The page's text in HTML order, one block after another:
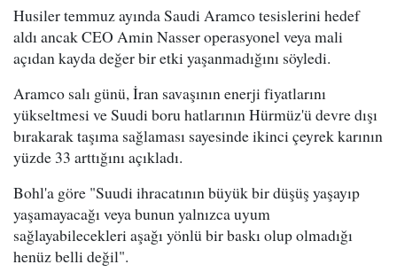
Husiler temmuz ayında Saudi Aramco tesislerini hedef
aldı ancak CEO Amin Nasser operasyonel veya mali
açıdan kayda değer bir etki yaşanmadığını söyledi.
Aramco salı günü, İran savaşının enerji fiyatlarını
yükseltmesi ve Suudi boru hatlarının Hürmüz'ü devre dışı
bırakarak taşıma sağlaması sayesinde ikinci çeyrek karının
yüzde 33 arttığını açıkladı.
Bohl'a göre "Suudi ihracatının büyük bir düşüş yaşayıp
yaşamayacağı veya bunun yalnızca uyum
sağlayabilecekleri aşağı yönlü bir baskı olup olmadığı
henüz belli değil".